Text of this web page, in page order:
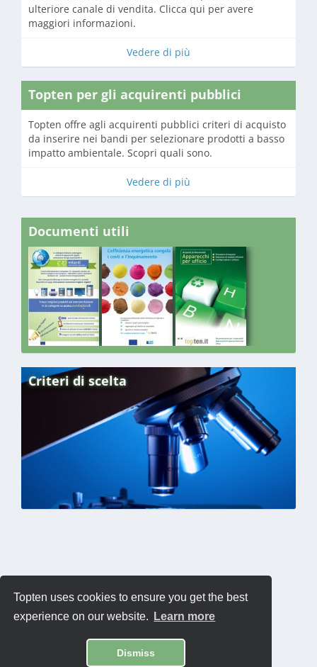
Topten uses cookies to ensure you get the best
experience on our website.
Learn more
Dismiss
ulteriore canale di vendita. Clicca qui per avere
maggiori informazioni.
Vedere di più
Topten per gli acquirenti pubblici
Topten offre agli acquirenti pubblici criteri di acquisto
da inserire nei bandi per selezionare prodotti a basso
impatto ambientale. Scopri quali sono.
Vedere di più
Documenti utili
Criteri di scelta